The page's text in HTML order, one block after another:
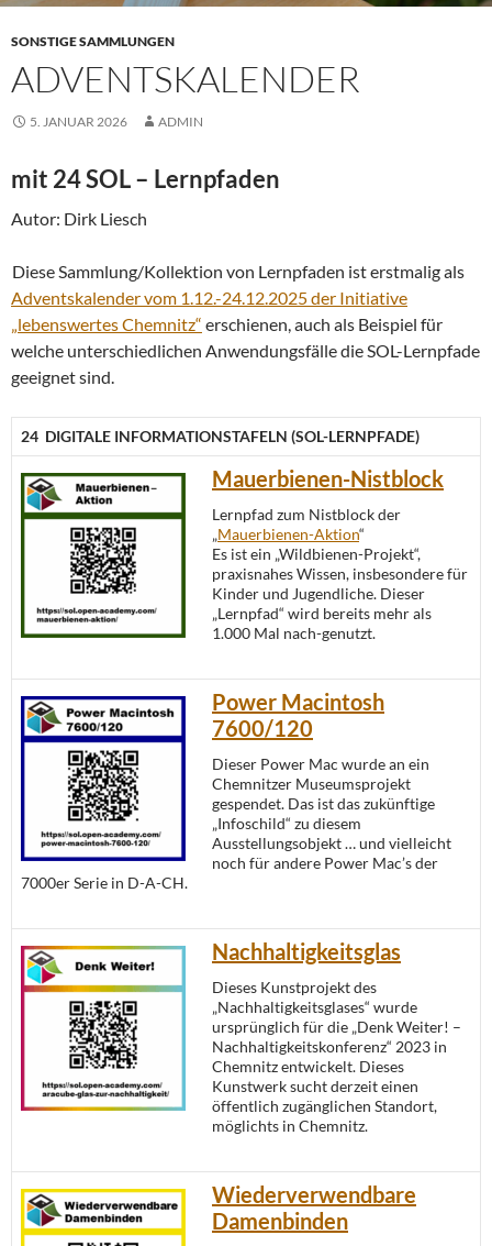
SONSTIGE SAMMLUNGEN
ADVENTSKALENDER
5. JANUAR 2026 ADMIN
mit 24 SOL – Lernpfaden
Autor: Dirk Liesch
Diese Sammlung/Kollektion von Lernpfaden ist erstmalig als
Adventskalender vom 1.12.-24.12.2025 der Initiative
„lebenswertes Chemnitz“ erschienen, auch als Beispiel für
welche unterschiedlichen Anwendungsfälle die SOL-Lernpfade
geeignet sind.
24 DIGITALE INFORMATIONSTAFELN (SOL-LERNPFADE)
Mauerbienen-Nistblock
Lernpfad zum Nistblock der
„Mauerbienen-Aktion“
Es ist ein „Wildbienen-Projekt“,
praxisnahes Wissen, insbesondere für
Kinder und Jugendliche. Dieser
„Lernpfad“ wird bereits mehr als
1.000 Mal nach-genutzt.
Power Macintosh
7600/120
Dieser Power Mac wurde an ein
Chemnitzer Museumsprojekt
gespendet. Das ist das zukünftige
„Infoschild“ zu diesem
Ausstellungsobjekt … und vielleicht
noch für andere Power Mac’s der
7000er Serie in D-A-CH.
Nachhaltigkeitsglas
Dieses Kunstprojekt des
„Nachhaltigkeitsglases“ wurde
ursprünglich für die „Denk Weiter! –
Nachhaltigkeitskonferenz“ 2023 in
Chemnitz entwickelt. Dieses
Kunstwerk sucht derzeit einen
öffentlich zugänglichen Standort,
möglichts in Chemnitz.
Wiederverwendbare
Damenbinden